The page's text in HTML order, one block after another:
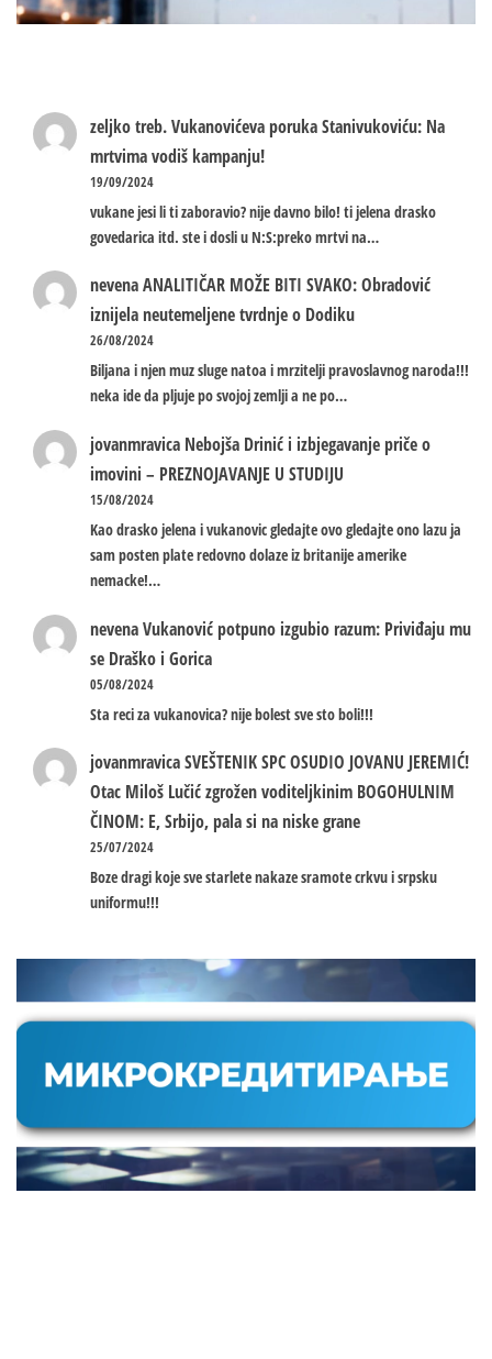
zeljko treb.Vukanovićeva poruka Stanivukoviću: Na
mrtvima vodiš kampanju!
19/09/2024
vukane jesi li ti zaboravio? nije davno bilo! ti jelena drasko
govedarica itd. ste i dosli u N:S:preko mrtvi na…
nevenaANALITIČAR MOŽE BITI SVAKO: Obradović
iznijela neutemeljene tvrdnje o Dodiku
26/08/2024
Biljana i njen muz sluge natoa i mrzitelji pravoslavnog naroda!!!
neka ide da pljuje po svojoj zemlji a ne po…
jovanmravica Nebojša Drinić i izbjegavanje priče o
imovini – PREZNOJAVANJE U STUDIJU
15/08/2024
Kao drasko jelena i vukanovic gledajte ovo gledajte ono lazu ja
sam posten plate redovno dolaze iz britanije amerike
nemacke!…
nevenaVukanović potpuno izgubio razum: Priviđaju mu
se Draško i Gorica
05/08/2024
Sta reci za vukanovica? nije bolest sve sto boli!!!
jovanmravicaSVEŠTENIK SPC OSUDIO JOVANU JEREMIĆ!
Otac Miloš Lučić zgrožen voditeljkinim BOGOHULNIM
ČINOM: E, Srbijo, pala si na niske grane
25/07/2024
Boze dragi koje sve starlete nakaze sramote crkvu i srpsku
uniformu!!!